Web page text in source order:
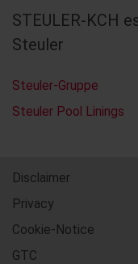
STEULER-KCH
Steuler
Steuler-Gruppe
Steuler Pool Linings
Disclaimer
Privacy
Cookie-Notice
GTC